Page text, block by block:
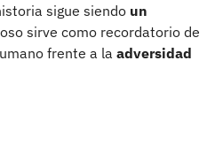
sigue siendo un
sirve como recordatorio de
frente a la adversidad